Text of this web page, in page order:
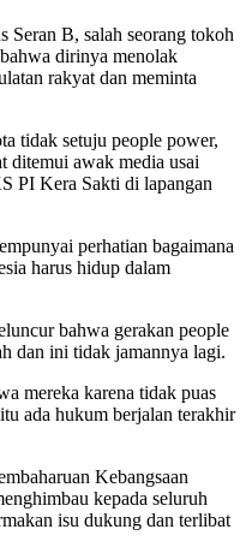
B, salah seorang tokoh
dirinya menolak
rakyat dan meminta
tidak setuju people power,
ditemui awak media usai
PI Kera Sakti di lapangan
perhatian bagaimana
harus hidup dalam
bahwa gerakan people
dan ini tidak jamannya lagi.
mereka karena tidak puas
ada hukum berjalan terakhir
Kebangsaan
kepada seluruh
isu dukung dan terlibat